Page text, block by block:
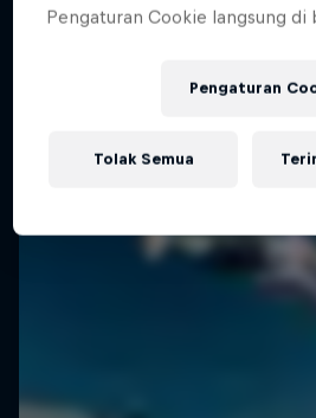
SURFING
Pengaturan Cookie langsung di
Pengaturan
Tolak Semua